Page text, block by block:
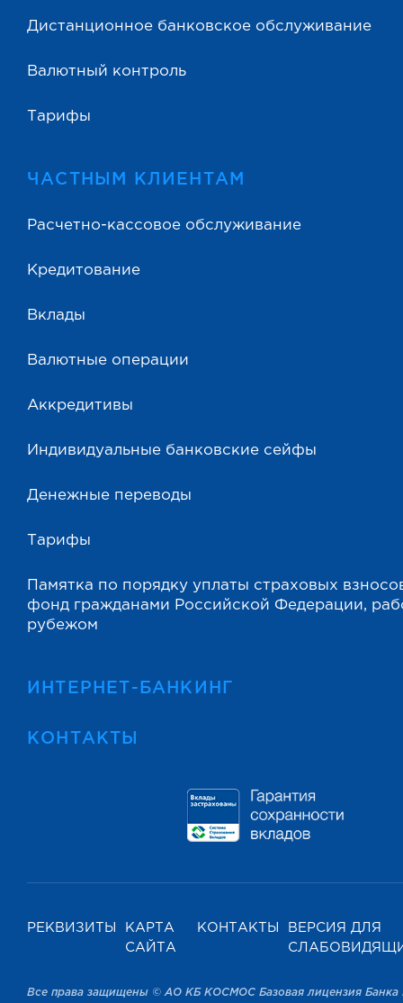
Дистанционное банковское обслуживание
Валютный контроль
Тарифы
ЧАСТНЫМ КЛИЕНТАМ
Расчетно-кассовое обслуживание
Кредитование
Вклады
Валютные операции
Аккредитивы
Индивидуальные банковские сейфы
Денежные переводы
Тарифы
Памятка по порядку уплаты страховых
фонд гражданами Российской Федерации,
рубежом
ИНТЕРНЕТ-БАНКИНГ
КОНТАКТЫ
РЕКВИЗИТЫ
КАРТА
САЙТА
КОНТАКТЫ
ВЕРСИЯ ДЛЯ
Все права защищены © АО КБ КОСМОС Базовая лицензия Банка